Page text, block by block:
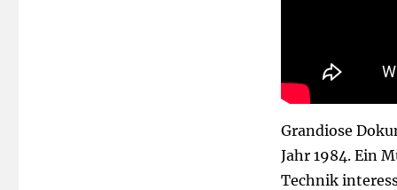
Grandiose
Jahr 1984. Ein
Technik